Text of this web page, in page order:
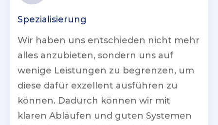
Spezialisierung
Wir haben uns entschieden nicht mehr
alles anzubieten, sondern uns auf
wenige Leistungen zu begrenzen, um
diese dafür exzellent ausführen zu
können. Dadurch können wir mit
klaren Abläufen und guten Systemen